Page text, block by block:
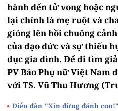
hành đến tử vong hoặc
lại chính là mẹ ruột và
gióng lên hồi chuông
của đạo đức và sự thiếu
dục gia đình. Để đi tìm
PV Báo Phụ nữ Việt Nam
với TS. Vũ Thu Hương
Diễn đàn "Xin đừng đánh